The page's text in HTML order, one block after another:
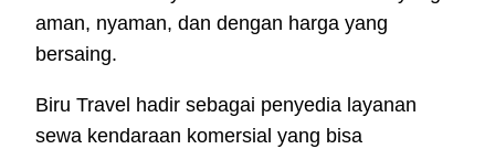
aman, nyaman, dan dengan harga yang
bersaing.
Biru Travel hadir sebagai penyedia layanan
sewa kendaraan komersial yang bisa